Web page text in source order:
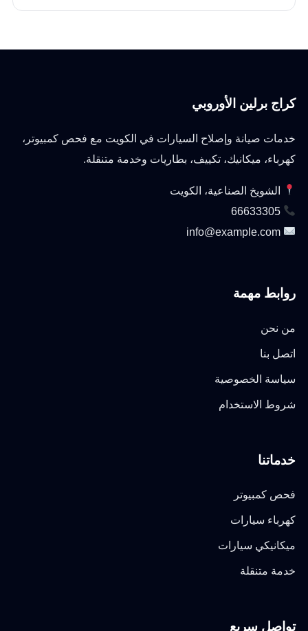
كراج برلين الأوروبي
خدمات صيانة وإصلاح السيارات في الكويت مع فحص كمبيوتر،
كهرباء، ميكانيك، تكييف، بطاريات وخدمة متنقلة.
الشويخ الصناعية، الكويت
66633305
info@example.com
روابط مهمة
من نحن
اتصل بنا
سياسة الخصوصية
شروط الاستخدام
خدماتنا
فحص كمبيوتر
كهرباء سيارات
ميكانيكي سيارات
خدمة متنقلة
تواصل سريع